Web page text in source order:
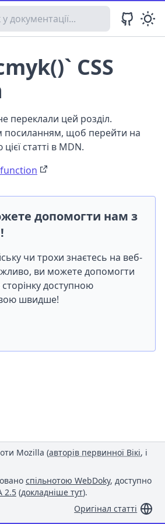
CSS
переклали цей розділ.
посиланням, щоб перейти на
статті в MDN.
function
допомогти нам з
чи трохи знаєтесь на веб-
ви можете допомогти
доступною
швидше!
Mozilla (авторів первинної Вікі, і
спільнотою WebDoky, доступно
2.5 (докладніше тут).
Оригінал статті